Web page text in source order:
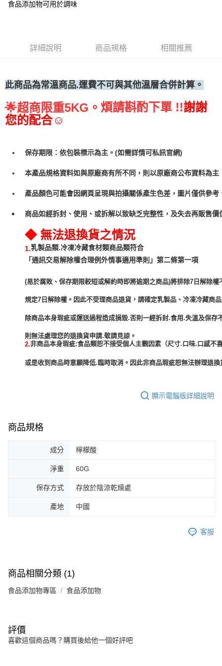
• 付款後全家取貨
每筆NT$60，滿NT$699(含以上)免運費
每筆NT$250
食品添加物可用於調味
詳細說明 商品規格 相關推薦
此商品為常溫商品.運費不可與其他溫層合併計算。
🌟超商限重5KG。 煩請斟酌下單 !!謝謝
您的配合☺
保存期限：依包裝標示為主。(如需詳情可私訊官網)
本產品規格資料如與原廠商有所不同，則以原廠商公布資料為主
產品顏色可能會因網頁呈現與拍攝關係產生色差，圖片僅供參
商品如經拆封、使用、或拆解以致缺乏完整性，及失去再販售
◆ 無法退換貨之情況
1.乳製品類.冷凍冷藏食材類商品類符合
「通訊交易解除權合理例外情事適用準則」第二條第一項
(易於腐敗、保存期限較短或解約時即將逾期之商品)將排除7日解除權
規定7日解除權。因此不受理商品退貨，請確定乳製品、冷凍冷藏商
除商品本身瑕疵或運送過程造成損毀.否則一經拆封.食用.失溫及保存
2.非商品本身瑕疵:食品類恕不接受個人主觀因素（尺寸.口味.口感不
或是收到商品時意願降低.臨時取消。因此非商品瑕疵恕無法辦理退
顯示電腦版詳細說明
商品規格
成分 檸檬酸
淨重 60G
保存方式 存放於陰涼乾燥處
產地 中國
客服
商品相關分類 (1)
食品添加物專區 食品添加物
評價
喜歡這個商品嗎？購買後給他一個好評吧